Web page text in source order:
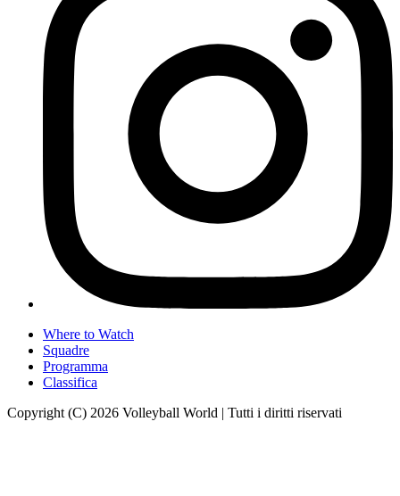
Where to Watch
Squadre
Programma
Classifica
Copyright (C) 2026 Volleyball World | Tutti i diritti riservati